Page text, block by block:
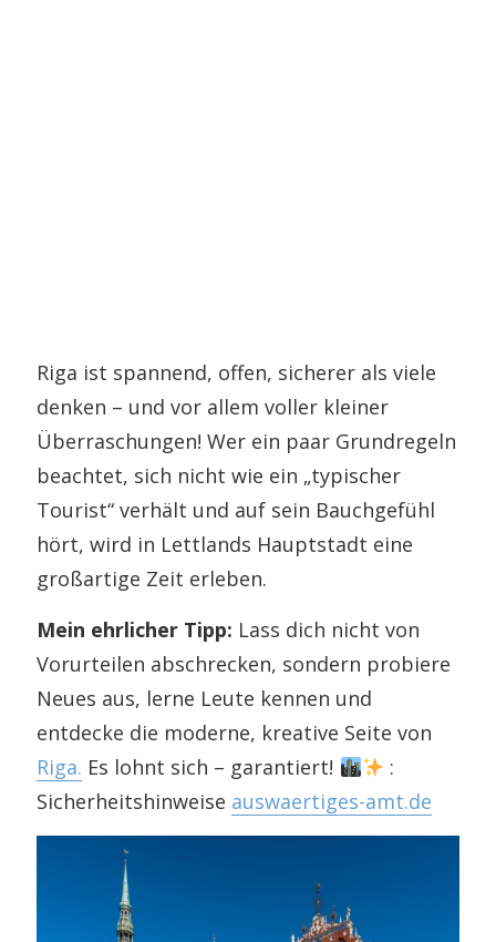
Riga ist spannend, offen, sicherer als viele
denken – und vor allem voller kleiner
Überraschungen! Wer ein paar Grundregeln
beachtet, sich nicht wie ein „typischer
Tourist“ verhält und auf sein Bauchgefühl
hört, wird in Lettlands Hauptstadt eine
großartige Zeit erleben.
Mein ehrlicher Tipp: Lass dich nicht von
Vorurteilen abschrecken, sondern probiere
Neues aus, lerne Leute kennen und
entdecke die moderne, kreative Seite von
Riga. Es lohnt sich – garantiert!
:
Sicherheitshinweise auswaertiges-amt.de